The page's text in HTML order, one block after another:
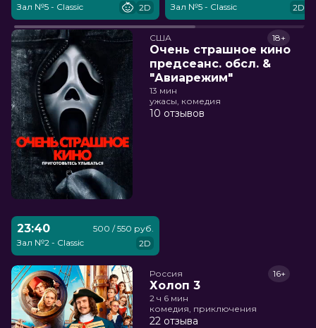
Зал №5 - Classic 2D Зал №5 - Classic 2D
США
Очень страшное кино
предсеанс. обсл. &
"Авиарежим"
18+
13 мин
ужасы, комедия
10 отзывов
23:40
Зал №2 - Classic
500 / 550 руб.
2D
Россия
Холоп 3
16+
2 ч 6 мин
комедия, приключения
22 отзыва